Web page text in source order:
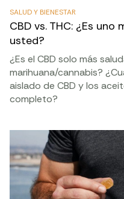
SALUD Y BIENESTAR
CBD vs. THC: ¿Es
usted?
¿Es el CBD solo más
marihuana/cannabis?
aislado de CBD y los
completo?